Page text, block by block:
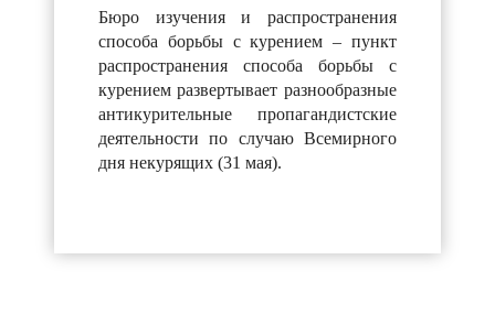
Бюро изучения и распространения
способа борьбы с курением – пункт
распространения способа борьбы с
курением развертывает разнообразные
антикурительные пропагандистские
деятельности по случаю Всемирного
дня некурящих (31 мая).